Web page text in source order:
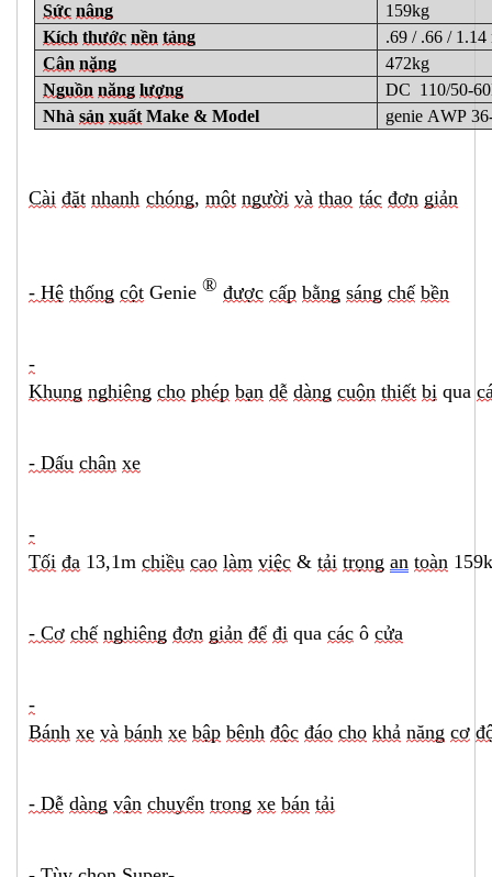
Sức nâng
159kg
Kích thước nền tảng
.69 / .66 / 1.14
Cân nặng
472kg
Nguồn năng lượng
DC 110/50-
Nhà sản xuất Make & Model genie AWP
Cài đặt nhanh chóng, một người và thao tác đơn giản
- Hệ thống cột Genie ® được cấp bằng sáng chế bền
-
Khung nghiêng cho phép bạn dễ dàng cuộn thiết bị qua
- Dấu chân xe
-
Tối đa 13,1m chiều cao làm việc & tải trọng an toàn
- Cơ chế nghiêng đơn giản để đi qua các ô cửa
-
Bánh xe và bánh xe bập bênh độc đáo cho khả năng cơ
- Dễ dàng vận chuyển trong xe bán tải